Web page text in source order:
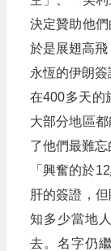
決定贊助他
於是展翅高飛
永恆的伊朗簽
在400多天的
大部分地區
了他們最難忘
「興奮的於
肝的簽證，
知多少當地
去。名字仍